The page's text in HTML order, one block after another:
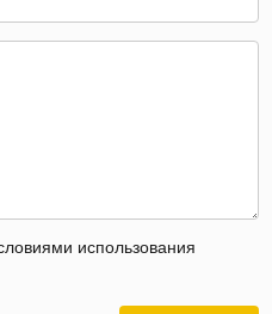
использования